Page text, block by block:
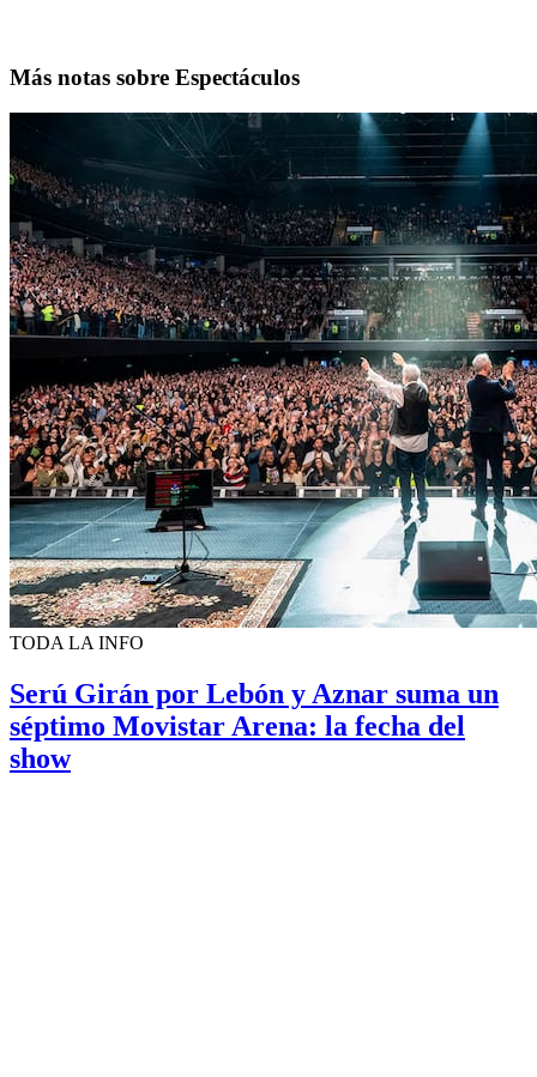
Más notas sobre Espectáculos
TODA LA INFO
Serú Girán por Lebón y Aznar suma un
séptimo Movistar Arena: la fecha del
show